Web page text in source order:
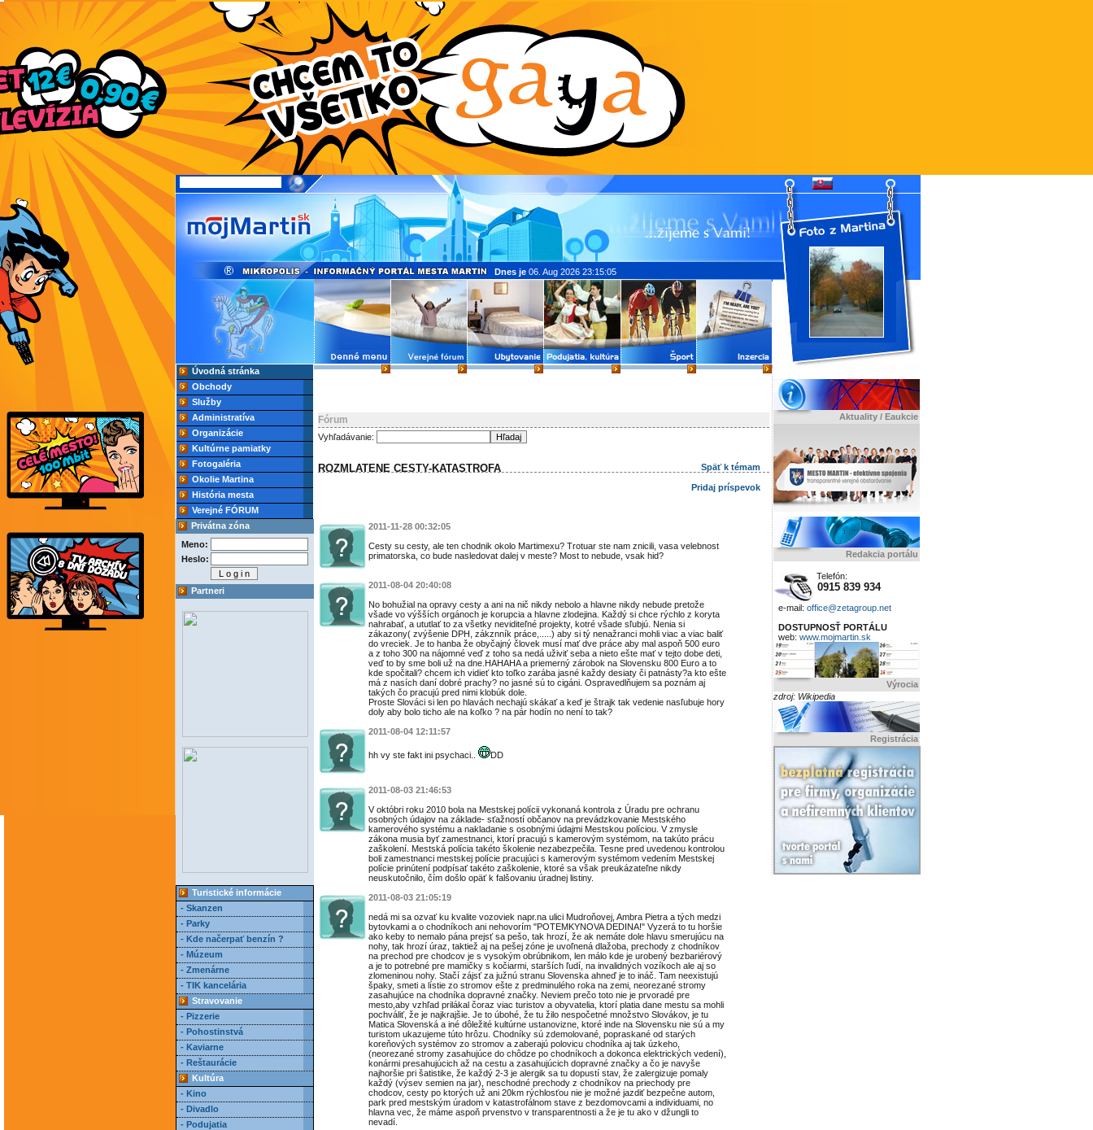
Úvodná stránka
Obchody
Služby
Administratíva
Organizácie
Kultúrne pamiatky
Fotogaléria
Okolie Martina
História mesta
Verejné FÓRUM
Privátna zóna
Meno:
Heslo:
Partneri
Turistické informácie
- Skanzen
- Parky
- Kde načerpať benzín ?
- Múzeum
- Zmenárne
- TIK kancelária
Stravovanie
- Pizzerie
- Pohostinstvá
- Kaviarne
- Reštaurácie
Kultúra
- Kino
- Divadlo
- Podujatia
Aktuality / Eaukcie
Redakcia portálu
Telefón:
0915 839 934
e-mail: office@zetagroup.net
DOSTUPNOSŤ PORTÁLU
web: www.mojmartin.sk
Výrocia
zdroj: Wikipedia
Registrácia
Dnes je 06. Aug 2026 23:15:05
Fórum
Vyhľadávanie:
ROZMLATENE CESTY-KATASTROFA Späť k témam
Pridaj príspevok
2011-11-28 00:32:05
Cesty su cesty, ale ten chodnik okolo Martimexu? Trotuar ste nam znicili, vasa velebnost
primatorska, co bude nasledovat dalej v meste? Most to nebude, vsak hid?
2011-08-04 20:40:08
No bohužial na opravy cesty a ani na nič nikdy nebolo a hlavne nikdy nebude pretože
všade vo výšších orgánoch je korupcia a hlavne zlodejina. Každý si chce rýchlo z koryta
nahrabať, a ututlať to za všetky neviditeľné projekty, kotré všade sľubjú. Nenia si
zákazony( zvýšenie DPH, zákznník práce,.....) aby si tý nenažranci mohli viac a viac baliť
do vreciek. Je to hanba že obyčajný človek musí mať dve práce aby mal aspoň 500 euro
a z toho 300 na nájomné veď z toho sa nedá uživiť seba a nieto ešte mať v tejto dobe deti,
veď to by sme boli už na dne.HAHAHA a priemerný zárobok na Slovensku 800 Euro a to
kde spočitali? chcem ich vidieť kto toľko zarába jasné každy desiaty či patnásty?a kto ešte
má z nasích daní dobré prachy? no jasné sú to cigáni. Ospravedlňujem sa poznám aj
takých čo pracujú pred nimi klobúk dole.
Proste Slováci si len po hlavách nechajú skákať a keď je štrajk tak vedenie nasľubuje hory
doly aby bolo ticho ale na koľko ? na pár hodín no není to tak?
2011-08-04 12:11:57
hh vy ste fakt ini psychaci.. DD
2011-08-03 21:46:53
V októbri roku 2010 bola na Mestskej polícii vykonaná kontrola z Úradu pre ochranu
osobných údajov na základe- sťažností občanov na prevádzkovanie Mestského
kamerového systému a nakladanie s osobnými údajmi Mestskou políciou. V zmysle
zákona musia byť zamestnanci, ktorí pracujú s kamerovým systémom, na takúto prácu
zaškolení. Mestská polícia takéto školenie nezabezpečila. Tesne pred uvedenou kontrolou
boli zamestnanci mestskej polície pracujúci s kamerovým systémom vedením Mestskej
polície prinútení podpísať takéto zaškolenie, ktoré sa však preukázateľne nikdy
neuskutočnilo, čím došlo opäť k falšovaniu úradnej listiny.
2011-08-03 21:05:19
nedá mi sa ozvať ku kvalite vozoviek napr.na ulici Mudroňovej, Ambra Pietra a tých medzi
bytovkami a o chodníkoch ani nehovorím "POTEMKYNOVA DEDINA!" Vyzerá to tu horšie
ako keby to nemalo pána prejsť sa pešo, tak hrozí, že ak nemáte dole hlavu smerujúcu na
nohy, tak hrozí úraz, taktiež aj na pešej zóne je uvoľnená dlažoba, prechody z chodníkov
na prechod pre chodcov je s vysokým obrúbnikom, len málo kde je urobený bezbariérový
a je to potrebné pre mamičky s kočiarmi, starších ľudí, na invalidných vozíkoch ale aj so
zlomeninou nohy. Stačí zájsť za južnú stranu Slovenska ahneď je to ináč. Tam neexistujú
špaky, smeti a lístie zo stromov ešte z predminulého roka na zemi, neorezané stromy
zasahujúce na chodníka dopravné značky. Neviem prečo toto nie je prvoradé pre
mesto,aby vzhľad prilákal čoraz viac turistov a obyvatelia, ktorí platia dane mestu sa mohli
pochváliť, že je najkrajšie. Je to úbohé, že tu žilo nespočetné množstvo Slovákov, je tu
Matica Slovenská a iné dôležité kultúrne ustanovizne, ktoré inde na Slovensku nie sú a my
turistom ukazujeme túto hrôzu. Chodníky sú zdemolované, popraskané od starých
koreňových systémov zo stromov a zaberajú polovicu chodníka aj tak úzkeho,
(neorezané stromy zasahujúce do chôdze po chodníkoch a dokonca elektrických vedení),
konármi presahujúcich až na cestu a zasahujúcich dopravné značky a čo je navyše
najhoršie pri šatistike, že každý 2-3 je alergik sa tu dopustí stav, že zalergizuje pomaly
každý (výsev semien na jar), neschodné prechody z chodníkov na priechody pre
chodcov, cesty po ktorých už ani 20km rýchlosťou nie je možné jazdiť bezpečne autom,
park pred mestským úradom v katastrofálnom stave z bezdomovcami a individuami, no
hlavna vec, že máme aspoň prvenstvo v transparentnosti a že je tu ako v džungli to
nevadí.